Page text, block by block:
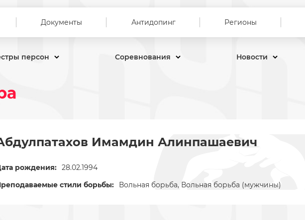
Документы Антидопинг Регионы
персон Соревнования Новости
Имамдин Алинпашаевич
рождения: 28.02.1994
стили борьбы:
Вольная борьба, Вольная борьба (мужчины)